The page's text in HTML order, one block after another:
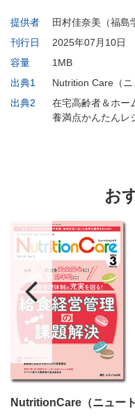
提供者
田村佳奈美（福島
刊行日
2025年07月10日
容量
1MB
出典1
Nutrition Care（
出典2
在宅高齢者＆ホー
養満点かんたんレ
お